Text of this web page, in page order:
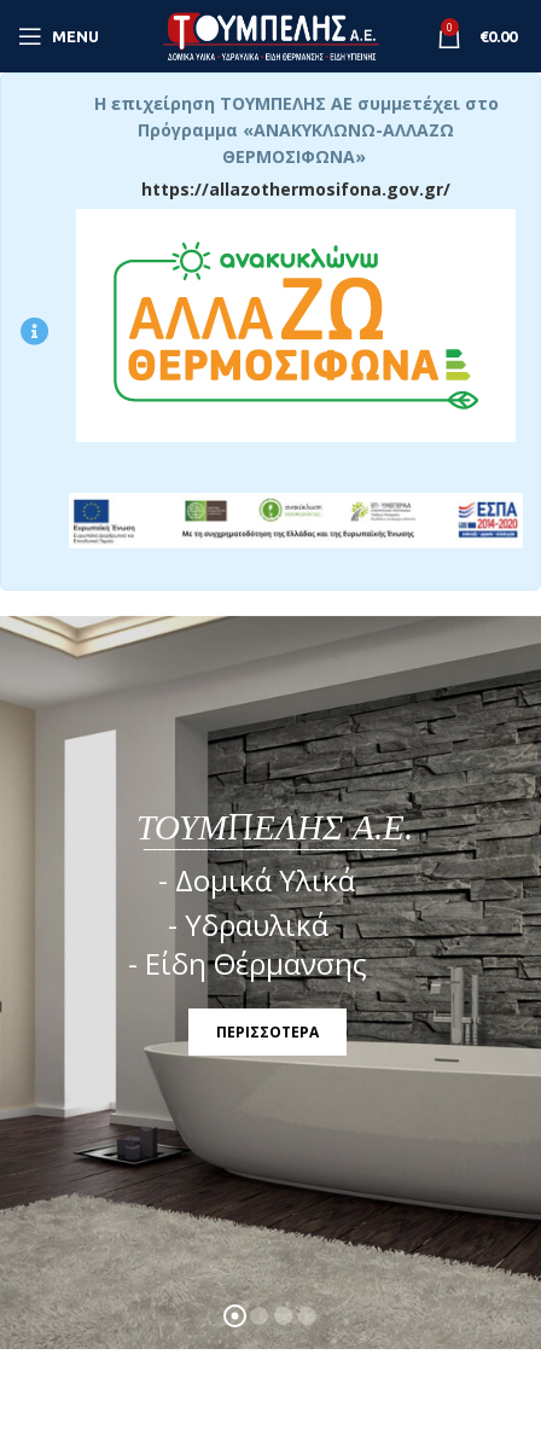
MENU 0 €0.00
Η επιχείρηση ΤΟΥΜΠΕΛΗΣ ΑΕ συμμετέχει στο
Πρόγραμμα «ΑΝΑΚΥΚΛΩΝΩ-ΑΛΛΑΖΩ
ΘΕΡΜΟΣΙΦΩΝΑ»
https://allazothermosifona.gov.gr/
ΤΟΥΜΠΕΛΗΣ Α.Ε.
___________________________________
- Δομικά Υλικά
- Υδραυλικά
- Είδη Θέρμανσης
ΠΕΡΙΣΣΟΤΕΡΑ